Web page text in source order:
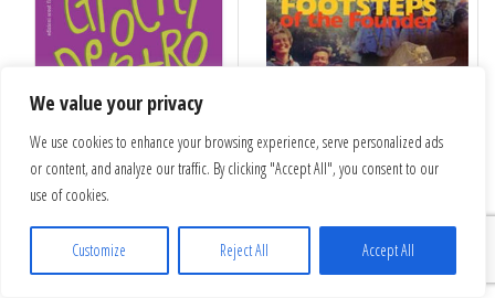
We value your privacy
We use cookies to enhance your browsing experience, serve personalized ads
or content, and analyze our traffic. By clicking "Accept All", you consent to our
use of cookies.
Customize Reject All Accept All
EDIZIONI SCOUT
€10,00
EDIZIONI SCOUT
14,00